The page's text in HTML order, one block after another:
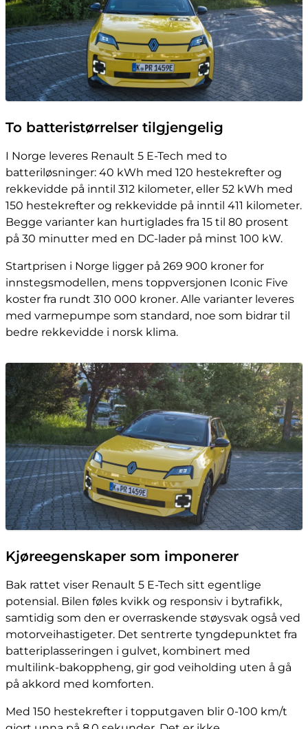
To batteristørrelser tilgjengelig
I Norge leveres Renault 5 E-Tech med to
batteriløsninger: 40 kWh med 120 hestekrefter og
rekkevidde på inntil 312 kilometer, eller 52 kWh med
150 hestekrefter og rekkevidde på inntil 411 kilometer.
Begge varianter kan hurtiglades fra 15 til 80 prosent
på 30 minutter med en DC-lader på minst 100 kW.
Startprisen i Norge ligger på 269 900 kroner for
innstegsmodellen, mens toppversjonen Iconic Five
koster fra rundt 310 000 kroner. Alle varianter leveres
med varmepumpe som standard, noe som bidrar til
bedre rekkevidde i norsk klima.
Kjøreegenskaper som imponerer
Bak rattet viser Renault 5 E-Tech sitt egentlige
potensial. Bilen føles kvikk og responsiv i bytrafikk,
samtidig som den er overraskende støysvak også ved
motorveihastigeter. Det sentrerte tyngdepunktet fra
batteriplasseringen i gulvet, kombinert med
multilink-bakoppheng, gir god veiholding uten å gå
på akkord med komforten.
Med 150 hestekrefter i topputgaven blir 0-100 km/t